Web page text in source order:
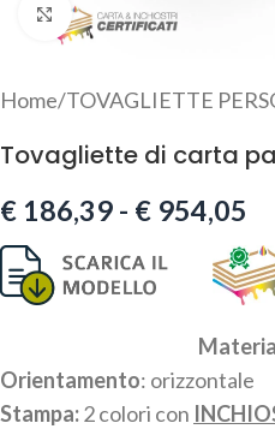
Click to enlarge
Home/TOVAGLIETTE
Tovagliette di carta
€ 186,39 - € 954,05
Orientamento: orizzontale
Stampa:2 colori con